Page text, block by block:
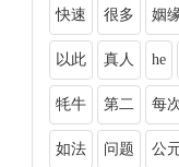
快速 很多 姻
以此 真人 he
牦牛 第二 每
如法 问题 公